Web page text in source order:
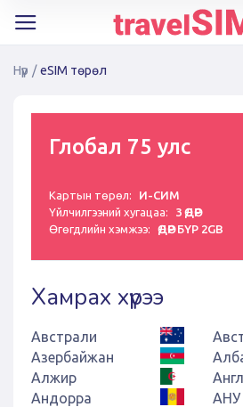
Нүүр / eSIM төрөл
Глобал 75 улс
Картын төрөл:
И-СИМ
Үйлчилгээний хугацаа:
3 ӨДӨР
Өгөгдлийн хэмжээ:
ӨДӨР БҮР 2GB
Хамрах хүрээ
Австрали
Азербайжан
Алжир
Андорра
АНУ